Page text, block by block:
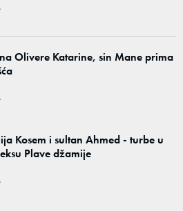
Olivere Katarine, sin Mane prima
Kosem i sultan Ahmed - turbe u
Plave džamije